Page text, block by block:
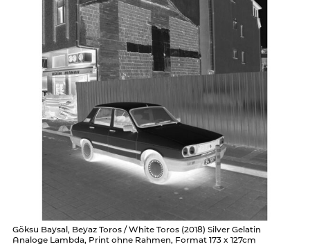
Göksu Baysal, Beyaz Toros / White Toros (2018) Silver Gelatin
Analoge Lambda, Print ohne Rahmen, Format 173 x 127cm